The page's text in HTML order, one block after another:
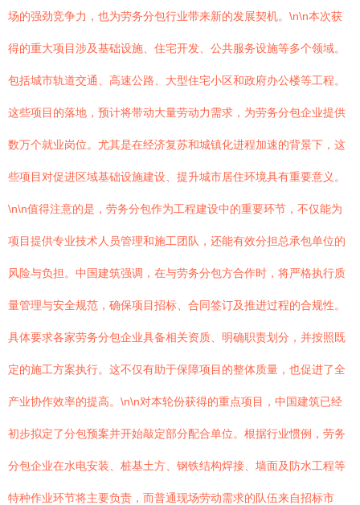
场的强劲竞争力，也为劳务分包行业带来新的发展契机。\n\n本次获
得的重大项目涉及基础设施、住宅开发、公共服务设施等多个领域。
包括城市轨道交通、高速公路、大型住宅小区和政府办公楼等工程。
这些项目的落地，预计将带动大量劳动力需求，为劳务分包企业提供
数万个就业岗位。尤其是在经济复苏和城镇化进程加速的背景下，这
些项目对促进区域基础设施建设、提升城市居住环境具有重要意义。
\n\n值得注意的是，劳务分包作为工程建设中的重要环节，不仅能为
项目提供专业技术人员管理和施工团队，还能有效分担总承包单位的
风险与负担。中国建筑强调，在与劳务分包方合作时，将严格执行质
量管理与安全规范，确保项目招标、合同签订及推进过程的合规性。
具体要求各家劳务分包企业具备相关资质、明确职责划分，并按照既
定的施工方案执行。这不仅有助于保障项目的整体质量，也促进了全
产业协作效率的提高。\n\n对本轮份获得的重点项目，中国建筑已经
初步拟定了分包预案并开始敲定部分配合单位。根据行业惯例，劳务
分包企业在水电安装、桩基土方、钢铁结构焊接、墙面及防水工程等
特种作业环节将主要负责，而普通现场劳动需求的队伍来自招标市